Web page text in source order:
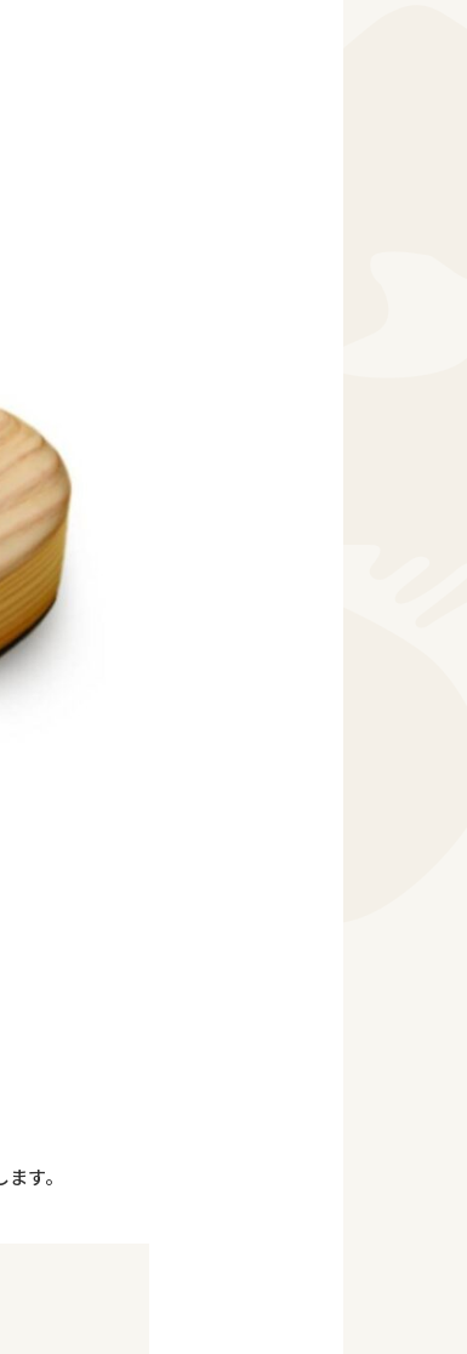
す。